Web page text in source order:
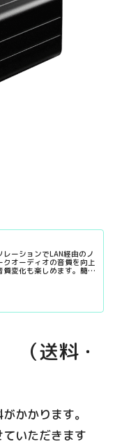
レーションでLAN経由のノ
オーディオの音質を向上
質変化も楽しめます。簡単
（送料・
かかります。
いただきます